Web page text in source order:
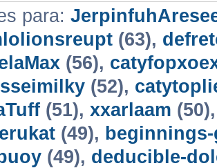
para:
(63),
(56),
(52),
(51), xxarlaam
(49),
(49), deducible-